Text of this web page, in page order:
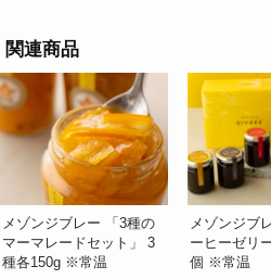
関連商品
メゾンジブレー 「3種の
マーマレードセット」 3
種各150g ※常温
メゾンジブ
ーヒーゼリ
個 ※常温